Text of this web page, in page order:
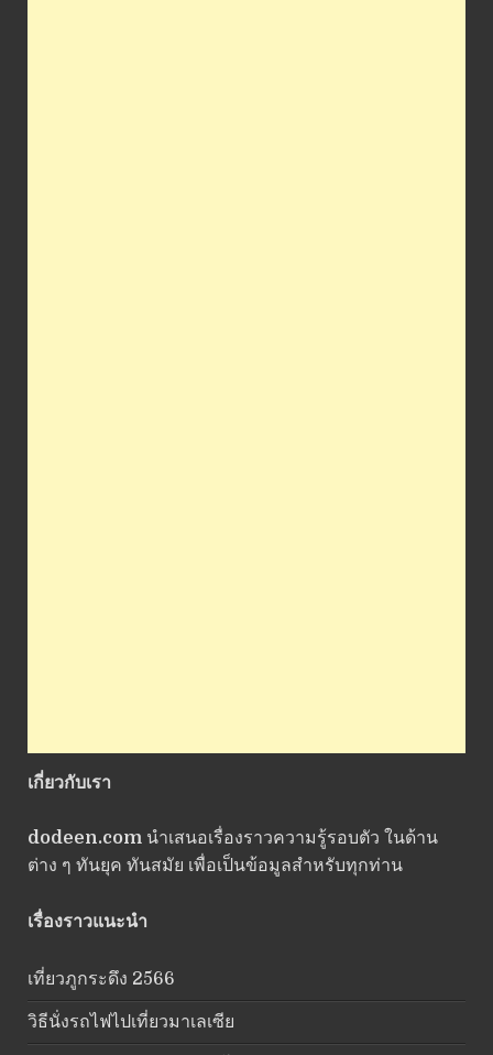
เกี่ยวกับเรา
dodeen.com นำเสนอเรื่องราวความรู้รอบตัว ในด้าน
ต่าง ๆ ทันยุค ทันสมัย เพื่อเป็นข้อมูลสำหรับทุกท่าน
เรื่องราวแนะนำ
เที่ยวภูกระดึง 2566
วิธีนั่งรถไฟไปเที่ยวมาเลเซีย